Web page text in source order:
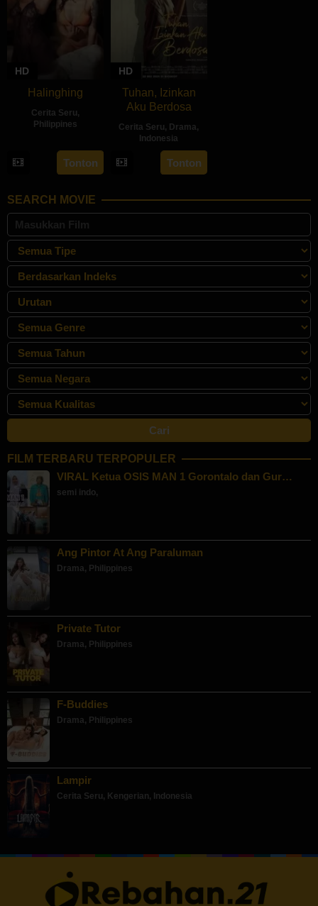
HD
Halinghing
Cerita Seru,
Philippines
18
Oct
2024
Jaque
Carlos
Tonton
HD
Tuhan, Izinkan
Aku Berdosa
Cerita Seru, Drama,
Indonesia
22
May
Feyhero
Tonton
SEARCH MOVIE
FILM TERBARU TERPOPULER
VIRAL Ketua OSIS MAN 1 Gorontalo dan Gur…
semi indo,
Ang Pintor At Ang Paraluman
Drama, Philippines
Private Tutor
Drama, Philippines
F-Buddies
Drama, Philippines
Lampir
Cerita Seru, Kengerian, Indonesia